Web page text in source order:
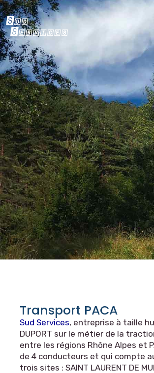
Transport PACA
Sud Services, entreprise à taille
DUPORT sur le métier de la
entre les régions Rhône Alpes et
de 4 conducteurs et qui compte
trois sites : SAINT LAURENT DE